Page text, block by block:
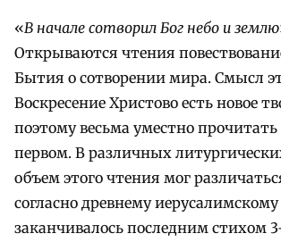
«В начале сотворил Бог небо и землю
Открываются чтения
Бытия о сотворении мира. Смысл
Воскресение Христово есть новое
поэтому весьма уместно
первом. В различных
объем этого чтения мог
согласно древнему
заканчивалось последним стихом